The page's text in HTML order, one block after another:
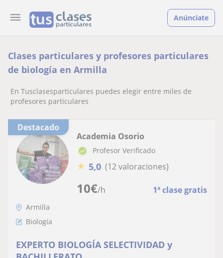
Anúnciate
Clases particulares y profesores particulares
de biología en Armilla
En Tusclasesparticulares puedes elegir entre miles de
profesores particulares
Destacado
10€/h 1ª clase gratis
Academia Osorio
Profesor Verificado
★ 5,0 (12 valoraciones)
Armilla
Biología
EXPERTO BIOLOGÍA SELECTIVIDAD y